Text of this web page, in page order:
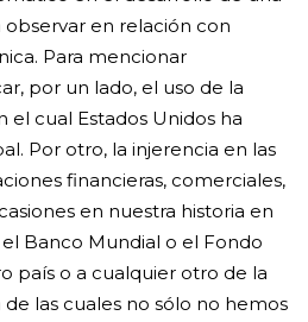
en relación con
Para mencionar
por un lado, el uso de la
cual Estados Unidos ha
Por otro, la injerencia en las
financieras, comerciales,
en nuestra historia en
Banco Mundial o el Fondo
país o a cualquier otro de la
las cuales no sólo no hemos